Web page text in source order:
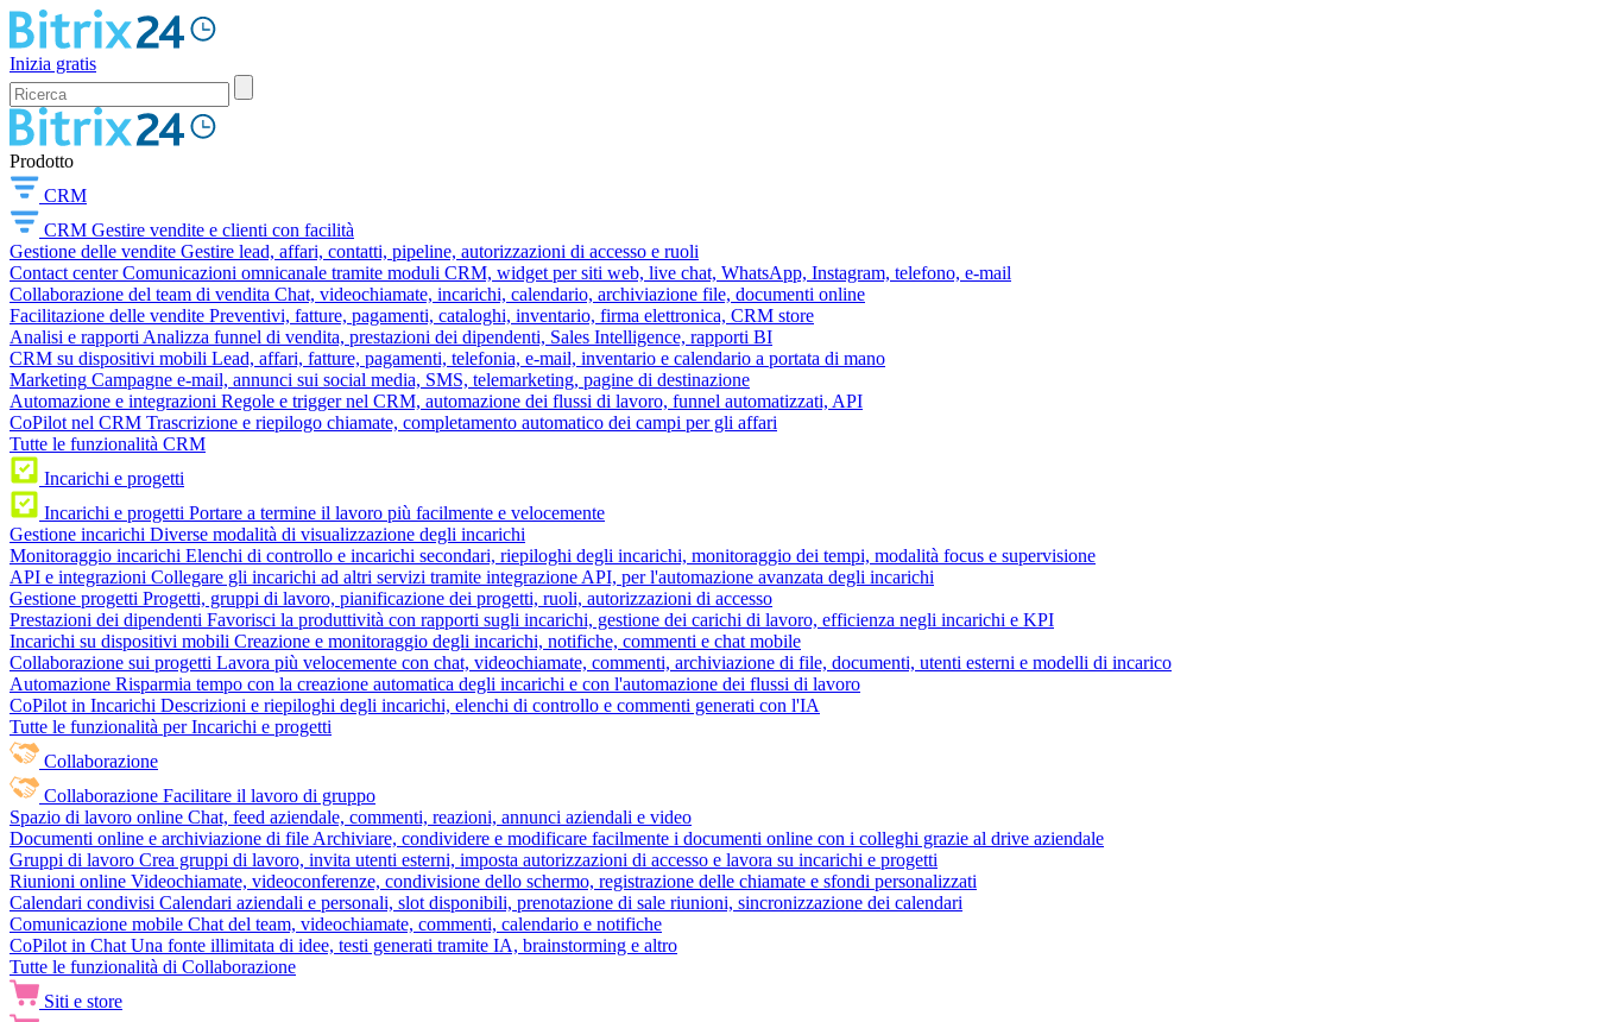
Inizia gratis
Prodotto
CRM
CRM Gestire vendite e clienti con facilità
Gestione delle vendite Gestire lead, affari, contatti, pipeline, autorizzazioni di accesso e ruoli
Contact center Comunicazioni omnicanale tramite moduli CRM, widget per siti web, live chat, WhatsApp, Instagram, telefono, e-mail
Collaborazione del team di vendita Chat, videochiamate, incarichi, calendario, archiviazione file, documenti online
Facilitazione delle vendite Preventivi, fatture, pagamenti, cataloghi, inventario, firma elettronica, CRM store
Analisi e rapporti Analizza funnel di vendita, prestazioni dei dipendenti, Sales Intelligence, rapporti BI
CRM su dispositivi mobili Lead, affari, fatture, pagamenti, telefonia, e-mail, inventario e calendario a portata di mano
Marketing Campagne e-mail, annunci sui social media, SMS, telemarketing, pagine di destinazione
Automazione e integrazioni Regole e trigger nel CRM, automazione dei flussi di lavoro, funnel automatizzati, API
CoPilot nel CRM Trascrizione e riepilogo chiamate, completamento automatico dei campi per gli affari
Tutte le funzionalità CRM
Incarichi e progetti
Incarichi e progetti Portare a termine il lavoro più facilmente e velocemente
Gestione incarichi Diverse modalità di visualizzazione degli incarichi
Monitoraggio incarichi Elenchi di controllo e incarichi secondari, riepiloghi degli incarichi, monitoraggio dei tempi, modalità focus e supervisione
API e integrazioni Collegare gli incarichi ad altri servizi tramite integrazione API, per l'automazione avanzata degli incarichi
Gestione progetti Progetti, gruppi di lavoro, pianificazione dei progetti, ruoli, autorizzazioni di accesso
Prestazioni dei dipendenti Favorisci la produttività con rapporti sugli incarichi, gestione dei carichi di lavoro, efficienza negli incarichi e KPI
Incarichi su dispositivi mobili Creazione e monitoraggio degli incarichi, notifiche, commenti e chat mobile
Collaborazione sui progetti Lavora più velocemente con chat, videochiamate, commenti, archiviazione di file, documenti, utenti esterni e modelli di incarico
Automazione Risparmia tempo con la creazione automatica degli incarichi e con l'automazione dei flussi di lavoro
CoPilot in Incarichi Descrizioni e riepiloghi degli incarichi, elenchi di controllo e commenti generati con l'IA
Tutte le funzionalità per Incarichi e progetti
Collaborazione
Collaborazione Facilitare il lavoro di gruppo
Spazio di lavoro online Chat, feed aziendale, commenti, reazioni, annunci aziendali e video
Documenti online e archiviazione di file Archiviare, condividere e modificare facilmente i documenti online con i colleghi grazie al drive aziendale
Gruppi di lavoro Crea gruppi di lavoro, invita utenti esterni, imposta autorizzazioni di accesso e lavora su incarichi e progetti
Riunioni online Videochiamate, videoconferenze, condivisione dello schermo, registrazione delle chiamate e sfondi personalizzati
Calendari condivisi Calendari aziendali e personali, slot disponibili, prenotazione di sale riunioni, sincronizzazione dei calendari
Comunicazione mobile Chat del team, videochiamate, commenti, calendario e notifiche
CoPilot in Chat Una fonte illimitata di idee, testi generati tramite IA, brainstorming e altro
Tutte le funzionalità di Collaborazione
Siti e store